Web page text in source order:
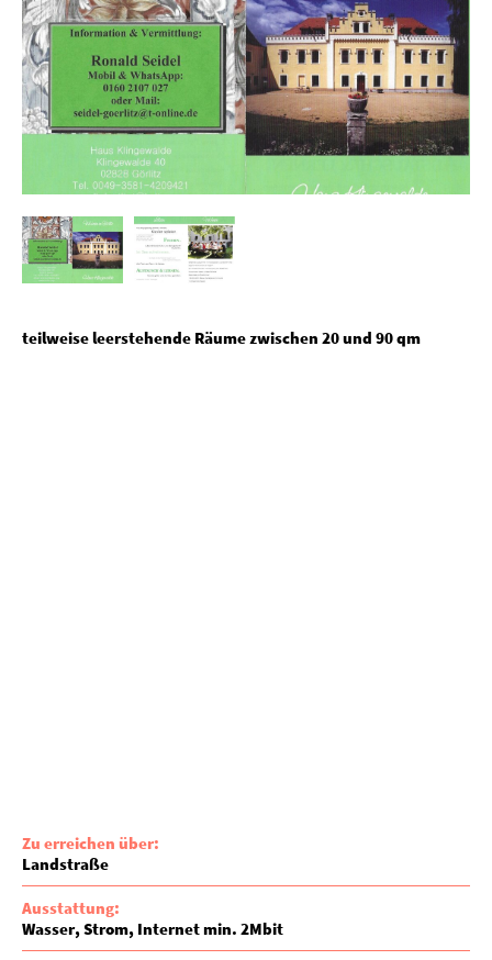
teilweise leerstehende Räume zwischen 20 und 90 qm
Zu erreichen über:
Landstraße
Ausstattung:
Wasser Strom Internet min. 2Mbit